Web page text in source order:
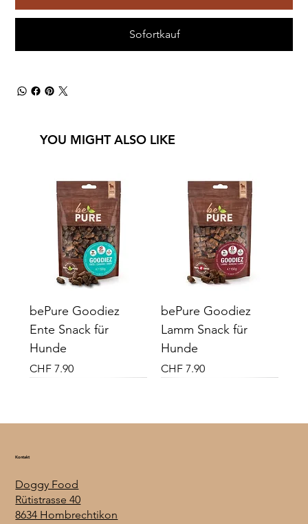
Sofortkauf
YOU MIGHT ALSO LIKE
bePure Goodiez
Ente Snack für
Hunde
Preis
CHF 7.90
bePure Goodiez
Lamm Snack für
Hunde
Preis
CHF 7.90
bePure Goodiez
Krill Öl Plus - 100 %
VITAMIN D3 K2 MK7
Seealgen Pulver
Kurkuma Pulver 60g
Am Chef sini Mischig
Ananas Würfel 200g
Kontakt
Doggy Food
Rütistrasse 40
8634 Hombrechtikon